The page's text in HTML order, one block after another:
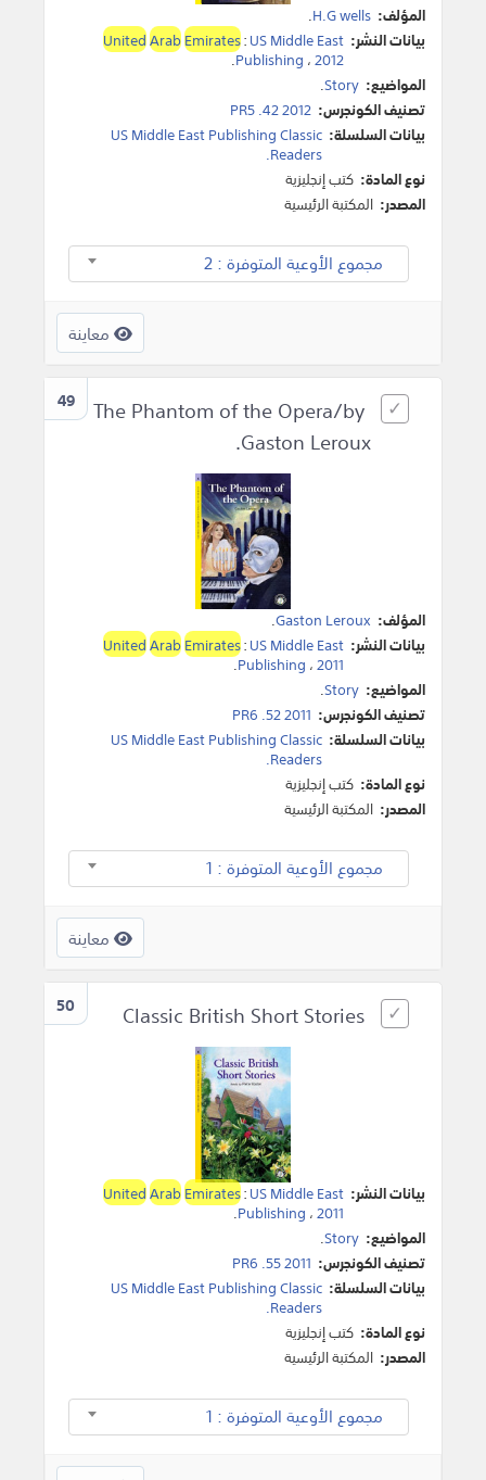
المؤلف: H.G wells
.
بيانات النشر:
UnitedArabEmirates:US Middle East
Publishing ،2012
.
المواضيع: Story
.
تصنيف الكونجرس: PR5 .42 2012
بيانات السلسلة: US Middle East Publishing Classic
Readers.
نوع المادة: كتب إنجليزية
المصدر: المكتبة الرئيسية
مجموع الأوعية المتوفرة : 2
معاينة
49
The Phantom of the Opera/by
Gaston Leroux.
المؤلف: Gaston Leroux
.
بيانات النشر:
UnitedArabEmirates:US Middle East
Publishing ،2011
.
المواضيع: Story
.
تصنيف الكونجرس: PR6 .52 2011
بيانات السلسلة: US Middle East Publishing Classic
Readers.
نوع المادة: كتب إنجليزية
المصدر: المكتبة الرئيسية
مجموع الأوعية المتوفرة : 1
معاينة
50
بيانات النشر: UnitedArabEmirates:US Middle East
Publishing ،2011
.
المواضيع: Story
.
تصنيف الكونجرس: PR6 .55 2011
بيانات السلسلة: US Middle East Publishing Classic
Readers.
نوع المادة: كتب إنجليزية
المصدر: المكتبة الرئيسية
مجموع الأوعية المتوفرة : 1